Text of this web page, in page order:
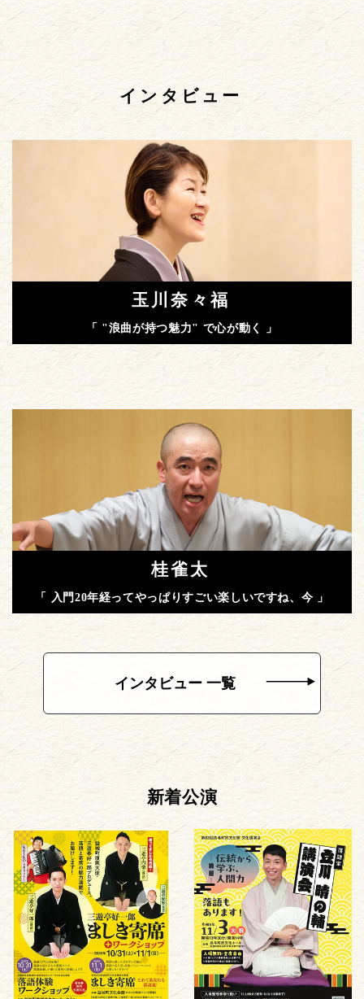
インタビュー
玉川奈々福
「 "浪曲が持つ魅力" で心が動く 」
桂雀太
「 入門20年経ってやっぱりすごい楽しいですね、今 」
インタビュー 一覧
新着公演